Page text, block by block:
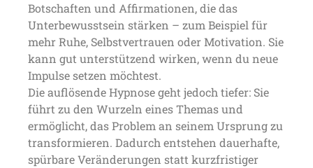
Botschaften und Affirmationen, die das
Unterbewusstsein stärken – zum Beispiel für
mehr Ruhe, Selbstvertrauen oder Motivation. Sie
kann gut unterstützend wirken, wenn du neue
Impulse setzen möchtest.
Die auflösende Hypnose geht jedoch tiefer: Sie
führt zu den Wurzeln eines Themas und
ermöglicht, das Problem an seinem Ursprung zu
transformieren. Dadurch entstehen dauerhafte,
spürbare Veränderungen statt kurzfristiger